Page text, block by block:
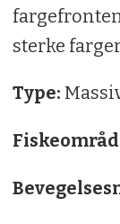
sterke
Type: